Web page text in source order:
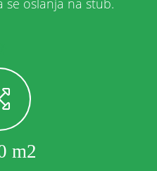
se oslanja na stub.
m2